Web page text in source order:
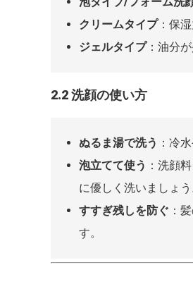
クリームタイプ：保
ジェルタイプ：油分
2.2 洗顔の使い方
ぬるま湯で洗う ：冷
泡立てて使う ：洗顔
に優しく洗いましょう
すすぎ残しを防ぐ ：
す。